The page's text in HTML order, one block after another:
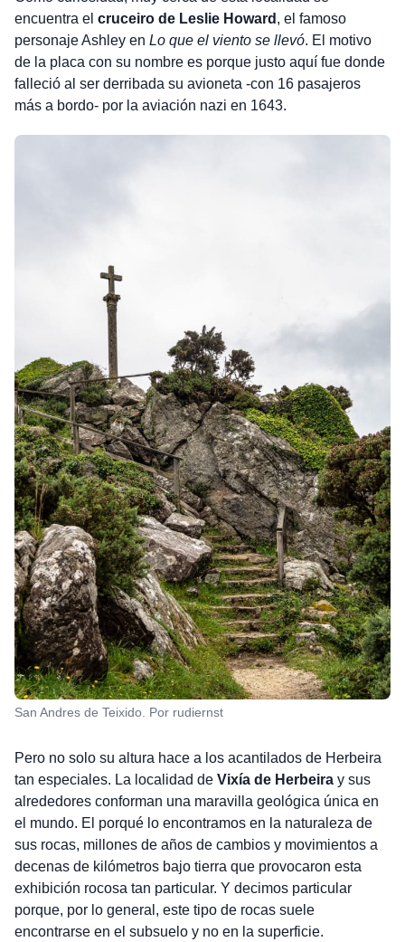
encuentra el cruceiro de Leslie Howard , el famoso
personaje Ashley en Lo que el viento se llevó. El motivo
de la placa con su nombre es porque justo aquí fue donde
falleció al ser derribada su avioneta -con 16 pasajeros
más a bordo- por la aviación nazi en 1643.
San Andres de Teixido. Por rudiernst
Pero no solo su altura hace a los acantilados de Herbeira
tan especiales. La localidad de Vixía de Herbeiray sus
alrededores conforman una maravilla geológica única en
el mundo. El porqué lo encontramos en la naturaleza de
sus rocas, millones de años de cambios y movimientos a
decenas de kilómetros bajo tierra que provocaron esta
exhibición rocosa tan particular. Y decimos particular
porque, por lo general, este tipo de rocas suele
encontrarse en el subsuelo y no en la superficie.